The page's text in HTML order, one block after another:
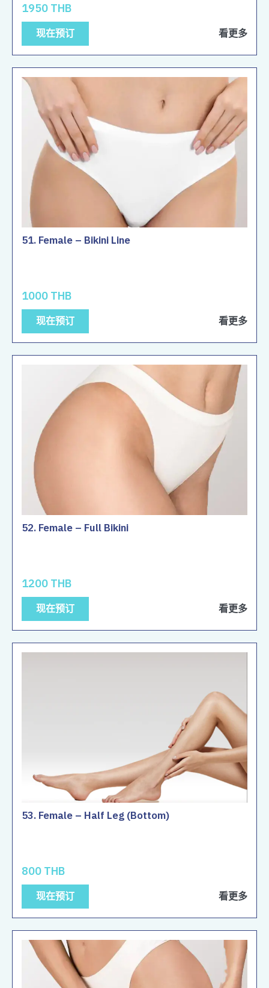
1950 THB
现在预订 看更多
51. Female – Bikini Line
1000 THB
现在预订 看更多
52. Female – Full Bikini
1200 THB
现在预订 看更多
53. Female – Half Leg (Bottom)
800 THB
现在预订 看更多